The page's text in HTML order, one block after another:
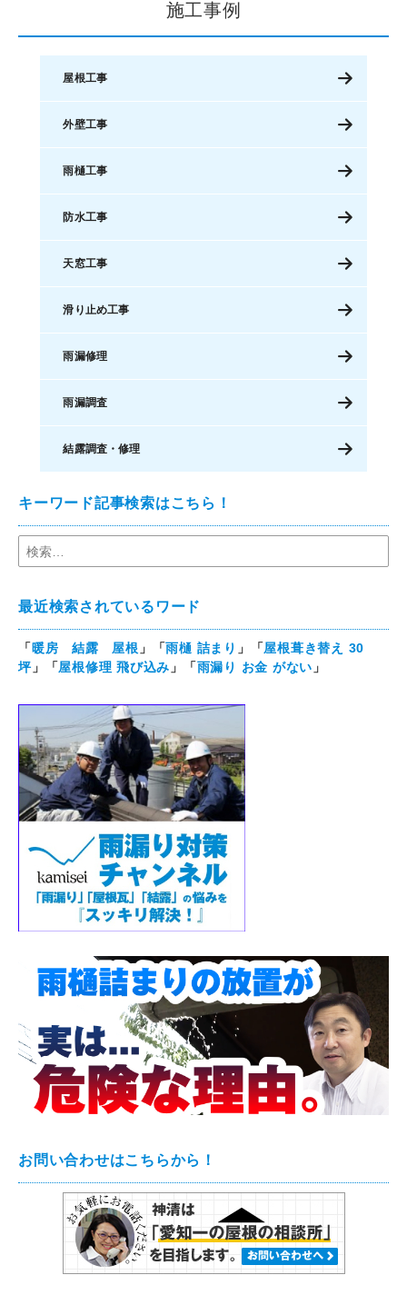
施工事例
屋根工事
外壁工事
雨樋工事
防水工事
天窓工事
滑り止め工事
雨漏修理
雨漏調査
結露調査・修理
キーワード記事検索はこちら！
最近検索されているワード
「暖房 結露 屋根 」「雨樋 詰まり 」「屋根葺き替え 30
坪」「屋根修理 飛び込み 」「雨漏り お金 がない 」
お問い合わせはこちらから！